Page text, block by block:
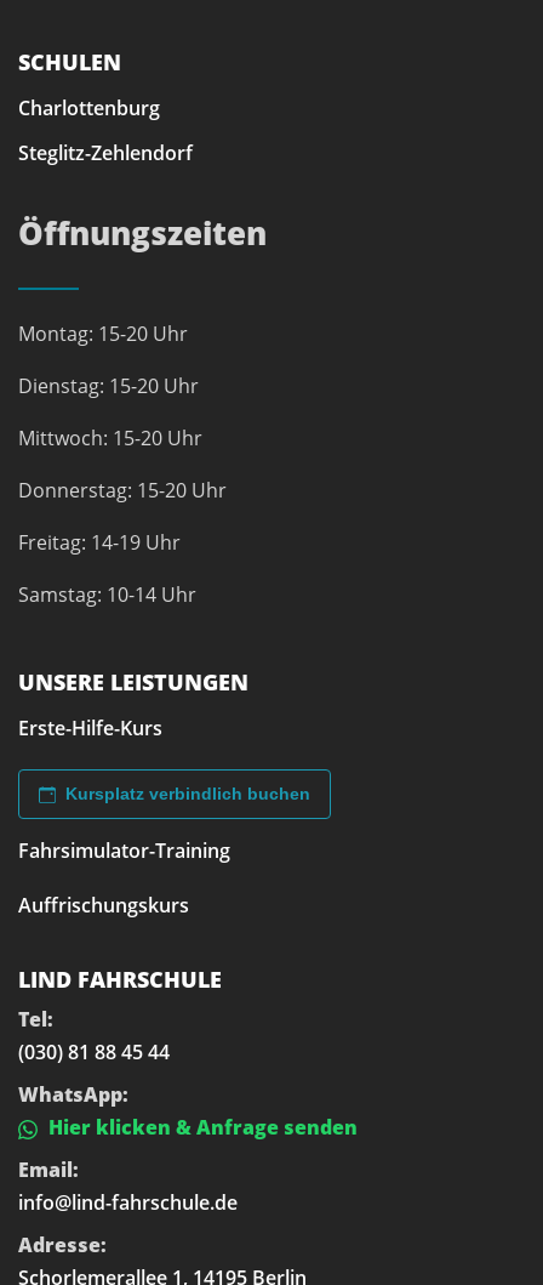
SCHULEN
Charlottenburg
Steglitz-Zehlendorf
Öffnungszeiten
Montag: 15-20 Uhr
Dienstag: 15-20 Uhr
Mittwoch: 15-20 Uhr
Donnerstag: 15-20 Uhr
Freitag: 14-19 Uhr
Samstag: 10-14 Uhr
UNSERE LEISTUNGEN
Erste-Hilfe-Kurs
Kursplatz verbindlich buchen
Fahrsimulator-Training
Auffrischungskurs
LIND FAHRSCHULE
Tel:
(030) 81 88 45 44
WhatsApp:
Hier klicken & Anfrage senden
Email:
info@lind-fahrschule.de
Adresse:
Schorlemerallee 1, 14195 Berlin